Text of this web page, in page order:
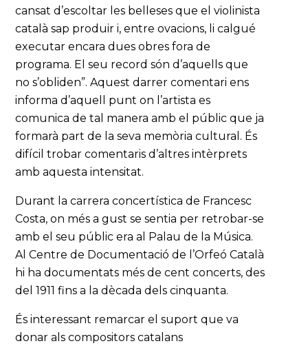
cansat d’escoltar les belleses que el violinista
català sap produir i, entre ovacions, li calgué
executar encara dues obres fora de
programa. El seu record són d’aquells que
no s’obliden”. Aquest darrer comentari ens
informa d’aquell punt on l’artista es
comunica de tal manera amb el públic que ja
formarà part de la seva memòria cultural. És
difícil trobar comentaris d’altres intèrprets
amb aquesta intensitat.
Durant la carrera concertística de Francesc
Costa, on més a gust se sentia per retrobar-se
amb el seu públic era al Palau de la Música.
Al Centre de Documentació de l’Orfeó Català
hi ha documentats més de cent concerts, des
del 1911 fins a la dècada dels cinquanta.
És interessant remarcar el suport que va
donar als compositors catalans